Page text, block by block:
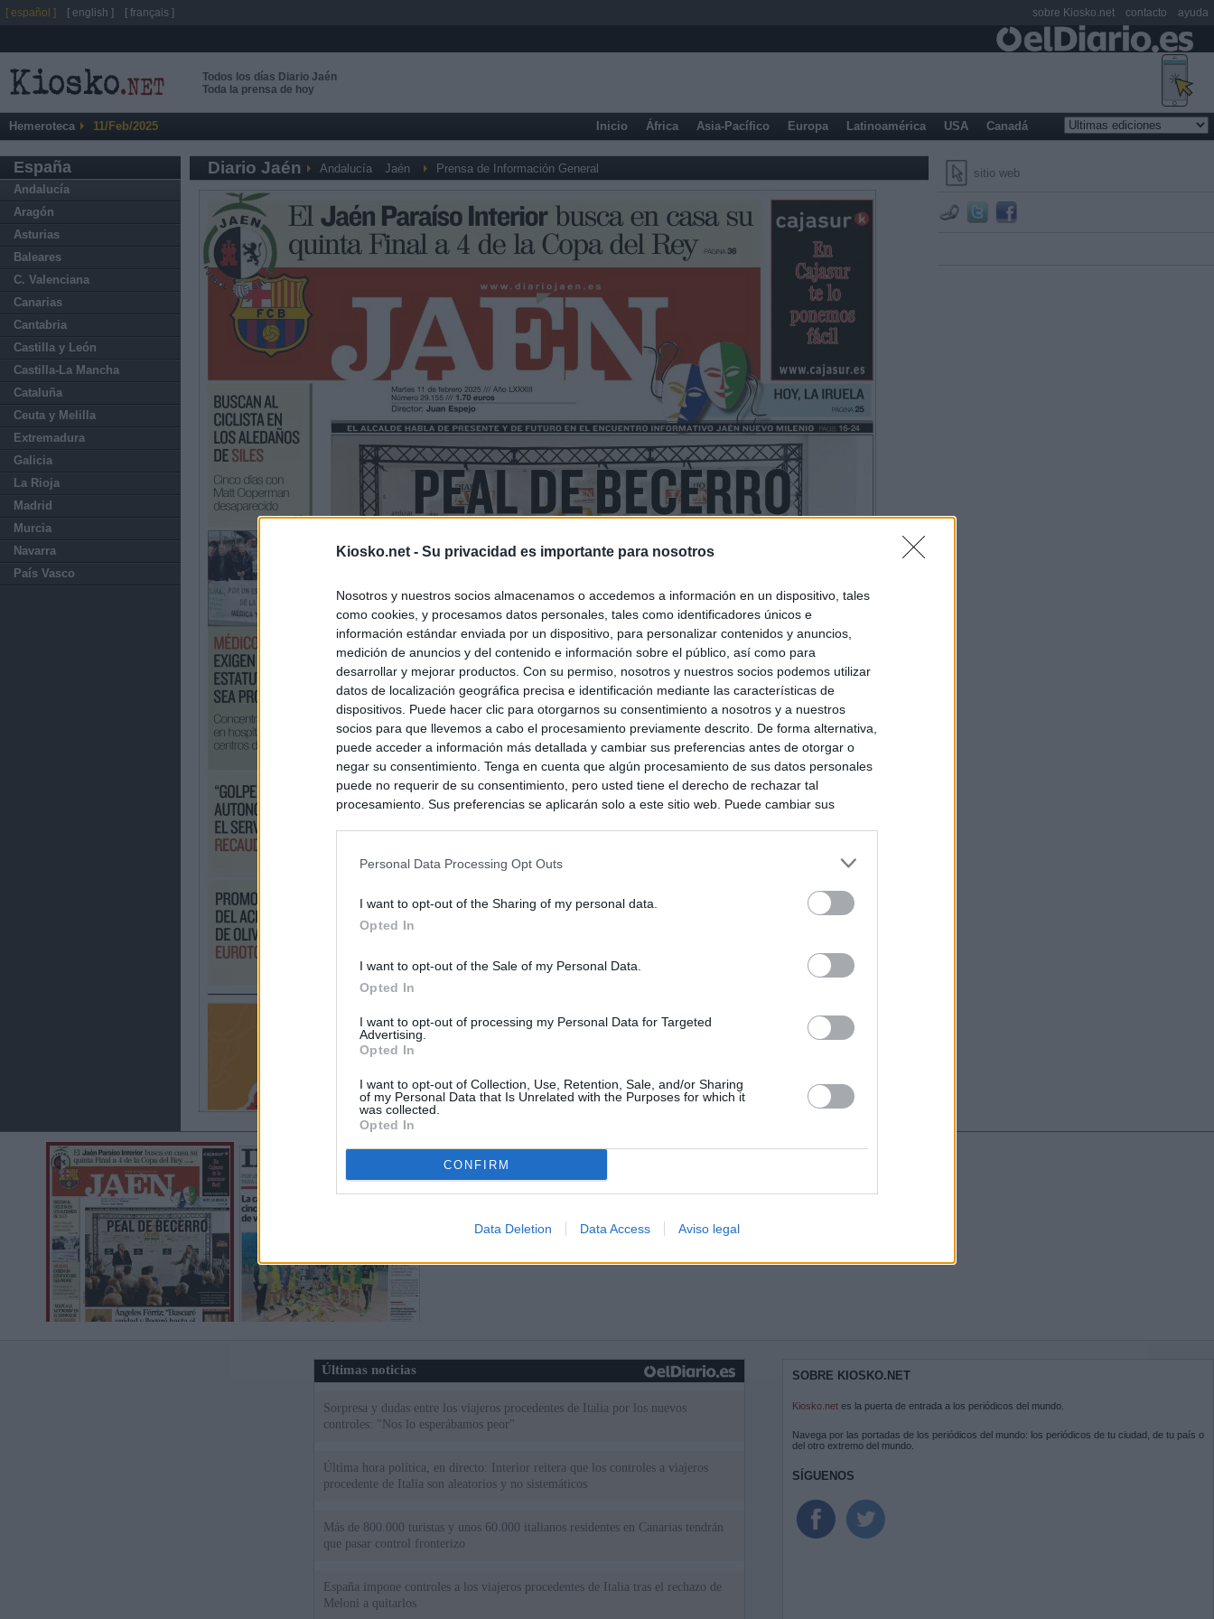
Kiosko.net - Su privacidad es importante para nosotros
Nosotros y nuestros socios almacenamos o accedemos a información en un dispositivo, tales
como cookies, y procesamos datos personales, tales como identificadores únicos e
información estándar enviada por un dispositivo, para personalizar contenidos y anuncios,
medición de anuncios y del contenido e información sobre el público, así como para
desarrollar y mejorar productos. Con su permiso, nosotros y nuestros socios podemos utilizar
datos de localización geográfica precisa e identificación mediante las características de
dispositivos. Puede hacer clic para otorgarnos su consentimiento a nosotros y a nuestros
socios para que llevemos a cabo el procesamiento previamente descrito. De forma alternativa,
puede acceder a información más detallada y cambiar sus preferencias antes de otorgar o
negar su consentimiento. Tenga en cuenta que algún procesamiento de sus datos personales
puede no requerir de su consentimiento, pero usted tiene el derecho de rechazar tal
procesamiento. Sus preferencias se aplicarán solo a este sitio web. Puede cambiar sus
Personal Data Processing Opt Outs
I want to opt-out of the Sharing of my personal data.
Opted In
I want to opt-out of the Sale of my Personal Data.
Opted In
I want to opt-out of processing my Personal Data for Targeted
Advertising.
Opted In
I want to opt-out of Collection, Use, Retention, Sale, and/or Sharing
of my Personal Data that Is Unrelated with the Purposes for which it
was collected.
Opted In
CONFIRM
Data Deletion Data Access Aviso legal
Todos los días Diario Jaén
Toda la prensa de hoy
Hemeroteca 11/Feb/2025 Inicio África Asia-Pacífico Europa Latinoamérica USA Canadá
España
Andalucía
Aragón
Asturias
Baleares
C. Valenciana
Canarias
Cantabria
Castilla y León
Castilla-La Mancha
Cataluña
Ceuta y Melilla
Extremadura
Galicia
La Rioja
Madrid
Murcia
Navarra
País Vasco
sitio web
Diario Jaén Andalucía Jaén Prensa de Información General
Últimas noticias
Sorpresa y dudas entre los viajeros procedentes de Italia por los nuevos
controles: "Nos lo esperábamos peor"
Última hora política, en directo: Interior reitera que los controles a viajeros
procedente de Italia son aleatorios y no sistemáticos
Más de 800.000 turistas y unos 60.000 italianos residentes en Canarias tendrán
que pasar control fronterizo
España impone controles a los viajeros procedentes de Italia tras el rechazo de
Meloni a quitarlos
SOBRE KIOSKO.NET
Kiosko.net es la puerta de entrada a los periódicos del mundo.
Navega por las portadas de los periódicos del mundo: los periódicos de tu ciudad, de tu país o
del otro extremo del mundo.
SÍGUENOS
[ español ] [ english ] [ français ] sobre Kiosko.net contacto ayuda